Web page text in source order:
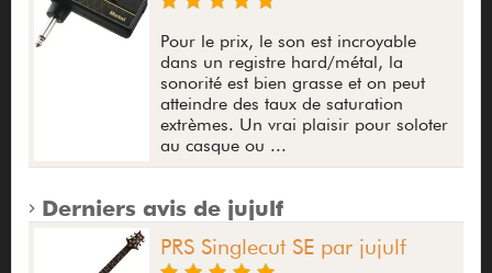
Pour le prix, le son est incroyable
dans un registre hard/métal, la
sonorité est bien grasse et on peut
atteindre des taux de saturation
extrèmes. Un vrai plaisir pour soloter
au casque ou ...
Derniers avis de jujulf
PRS Singlecut SE par jujulf